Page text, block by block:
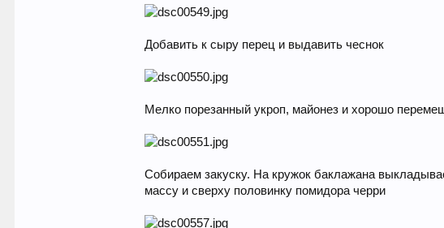
Добавить к сыру перец и выдавить чеснок
Мелко порезанный укроп, майонез и хорошо
Собираем закуску. На кружок баклажана
массу и сверху половинку помидора черри